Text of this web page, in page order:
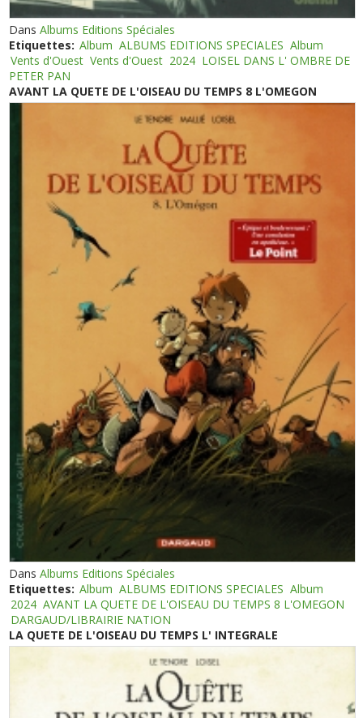
DansAlbums Editions Spéciales
Etiquettes: Album ALBUMS EDITIONS SPECIALES Album
Vents d'Ouest Vents d'Ouest 2024 LOISEL DANS L' OMBRE DE
PETER PAN
AVANT LA QUETE DE L'OISEAU DU TEMPS 8 L'OMEGON
DansAlbums Editions Spéciales
Etiquettes: Album ALBUMS EDITIONS SPECIALES Album
2024 AVANT LA QUETE DE L'OISEAU DU TEMPS 8 L'OMEGON
DARGAUD/LIBRAIRIE NATION
LA QUETE DE L'OISEAU DU TEMPS L' INTEGRALE